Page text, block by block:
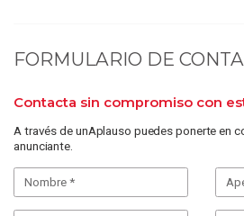
FORMULARIO DE
Contacta sin compromiso con
A través de unAplauso puedes ponerte en
anunciante.